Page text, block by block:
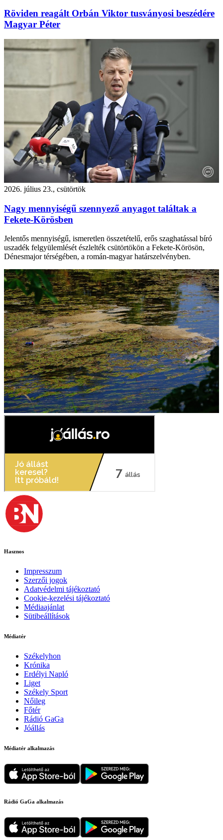
Röviden reagált Orbán Viktor tusványosi beszédére
Magyar Péter
2026. július 23., csütörtök
Nagy mennyiségű szennyező anyagot találtak a
Fekete-Körösben
Jelentős mennyiségű, ismeretlen összetételű, erős szaghatással bíró
uszadék felgyülemlését észlelték csütörtökön a Fekete-Körösön,
Dénesmajor térségében, a román-magyar határszelvényben.
Hasznos
Impresszum
Szerzői jogok
Adatvédelmi tájékoztató
Cookie-kezelési tájékoztató
Médiaajánlat
Sütibeállítások
Médiatér
Székelyhon
Krónika
Erdélyi Napló
Liget
Székely Sport
Nőileg
Főtér
Rádió GaGa
Jóállás
Médiatér alkalmazás
Rádió GaGa alkalmazás